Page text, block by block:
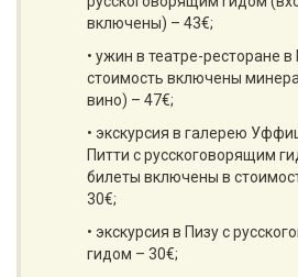
включены) – 43€;
• ужин в театре-ресторане
стоимость включены
вино) – 47€;
• экскурсия в галерею
Питти с русскоговорящим
билеты включены в
30€;
• экскурсия в Пизу с
гидом – 30€;